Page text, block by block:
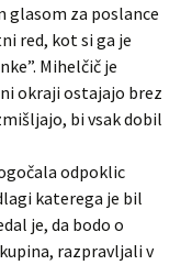
glasom za poslance
red, kot si ga je
Mihelčič je
okraji ostajajo brez
bi vsak dobil
odpoklic
katerega je bil
je, da bodo o
razpravljali v